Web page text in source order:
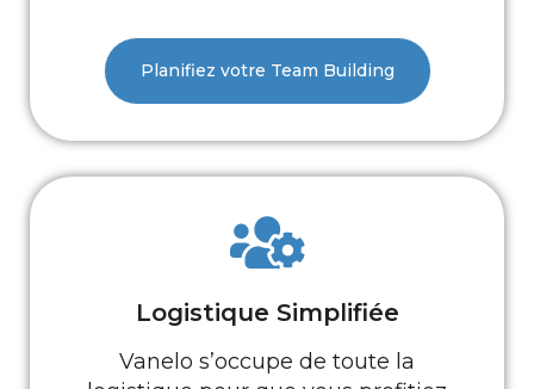
Planifiez votre Team Building
Logistique Simplifiée
Vanelo s’occupe de toute la